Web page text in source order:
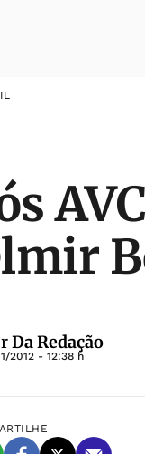
Da Redação
2012 - 12:38 h